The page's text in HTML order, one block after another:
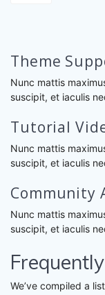
Theme
Nunc mattis
suscipit, et iaculis
Tutorial
Nunc mattis
suscipit, et iaculis
Community
Nunc mattis
suscipit, et iaculis
We’ve compiled a